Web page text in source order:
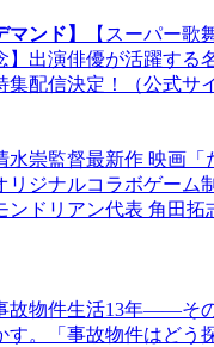
マンド】
【スーパー歌
】出演俳優が活躍する
集配信決定！（公式サ
水崇監督最新作 映画「
リジナルコラボゲーム
ンドリアン代表 角田
故物件生活13年――そ
す。「事故物件はどう